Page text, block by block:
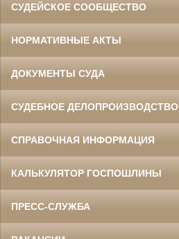
СУДЕЙСКОЕ СООБЩЕСТВО
НОРМАТИВНЫЕ АКТЫ
ДОКУМЕНТЫ СУДА
СУДЕБНОЕ ДЕЛОПРОИЗВОДСТВО
СПРАВОЧНАЯ ИНФОРМАЦИЯ
КАЛЬКУЛЯТОР ГОСПОШЛИНЫ
ПРЕСС-СЛУЖБА